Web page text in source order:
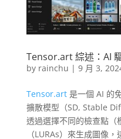
Tensor.art 綜述：AI
by rainchu | 9 月 3,
Tensor.art是一個 AI 的
擴散模型（SD, Stable
透過選擇不同的檢查點（
（LURAs）來生成圖像